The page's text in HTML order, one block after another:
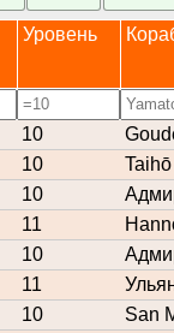
Уровень
10
10
Taihō
10
11
10
11
10
San